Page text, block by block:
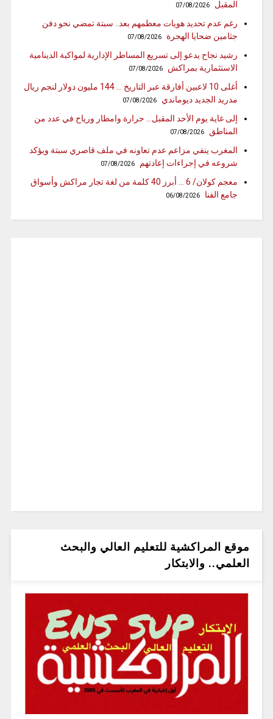
المقبل 07/08/2026
رغم عدم تحديد هويات معظمهم بعد.. سبتة تمضي نحو دفن
جثامين ضحايا الهجرة
07/08/2026
رشيد نجاح يدعو إلى تسريع المساطر الإدارية لمواكبة الدينامية
الاستثمارية بمراكش
07/08/2026
أغلى 10 لاعبين أفارقة عبر التاريخ … 144 مليون دولار لنجم ريال
مدريد الجديد ديوماندي
07/08/2026
إلى غاية يوم الأحد المقبل… حرارة وامطار ورياح في عدد من
المناطق
07/08/2026
المغرب ينفي مزاعم عدم تعاونه في ملف قاصري سبتة ويؤكد
شروعه في إجراءات إعادتهم
07/08/2026
معجم كولان/ 6 … أبرز 40 كلمة من لغة تجار مراكش وأسواق
جامع الفنا
06/08/2026
موقع المراكشية للتعليم العالي والبحث
العلمي.. والابتكار